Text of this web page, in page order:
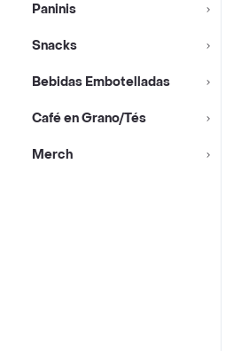
Paninis
Snacks
Bebidas Embotelladas
Café en Grano/Tés
Merch